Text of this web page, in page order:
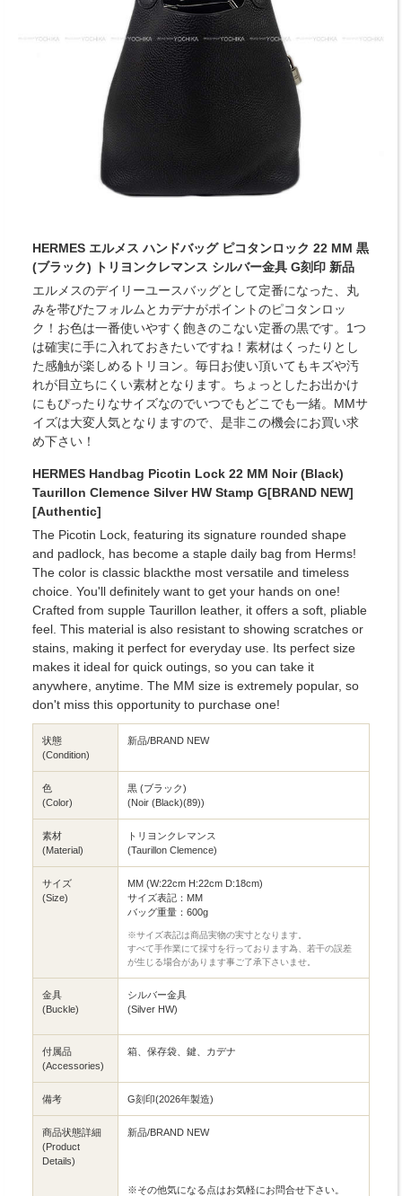
HERMES エルメス ハンドバッグ ピコタンロック 22 MM 黒
(ブラック) トリヨンクレマンス シルバー金具 G刻印 新品
エルメスのデイリーユースバッグとして定番になった、丸
みを帯びたフォルムとカデナがポイントのピコタンロッ
ク！お色は一番使いやすく飽きのこない定番の黒です。1つ
は確実に手に入れておきたいですね！素材はくったりとし
た感触が楽しめるトリヨン。毎日お使い頂いてもキズや汚
れが目立ちにくい素材となります。ちょっとしたお出かけ
にもぴったりなサイズなのでいつでもどこでも一緒。MMサ
イズは大変人気となりますので、是非この機会にお買い求
め下さい！
HERMES Handbag Picotin Lock 22 MM Noir (Black)
Taurillon Clemence Silver HW Stamp G[BRAND NEW]
[Authentic]
The Picotin Lock, featuring its signature rounded shape
and padlock, has become a staple daily bag from Herms!
The color is classic blackthe most versatile and timeless
choice. You'll definitely want to get your hands on one!
Crafted from supple Taurillon leather, it offers a soft, pliable
feel. This material is also resistant to showing scratches or
stains, making it perfect for everyday use. Its perfect size
makes it ideal for quick outings, so you can take it
anywhere, anytime. The MM size is extremely popular, so
don't miss this opportunity to purchase one!
状態
(Condition)
新品/BRAND NEW
色
(Color)
黒 (ブラック)
(Noir (Black)(89))
素材
(Material)
トリヨンクレマンス
(Taurillon Clemence)
サイズ
(Size)
MM (W:22cm H:22cm D:18cm)
サイズ表記：MM
バッグ重量：600g
※サイズ表記は商品実物の実寸となります。
すべて手作業にて採寸を行っております為、若干の誤差
が生じる場合があります事ご了承下さいませ。
金具
(Buckle)
シルバー金具
(Silver HW)
付属品
(Accessories)
箱、保存袋、鍵、カデナ
備考 G刻印(2026年製造)
商品状態詳細
(Product
Details)
新品/BRAND NEW
※その他気になる点はお気軽にお問合せ下さい。